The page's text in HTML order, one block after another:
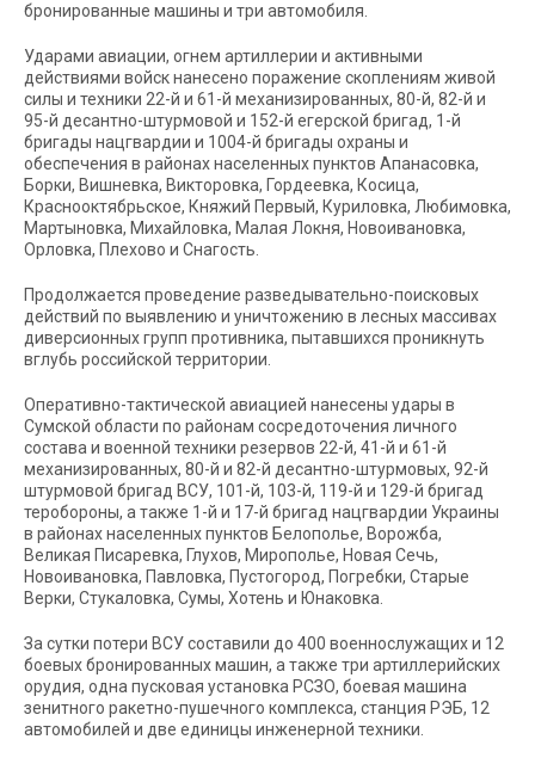
бронированные машины и три автомобиля.
Ударами авиации, огнем артиллерии и активными
действиями войск нанесено поражение скоплениям живой
силы и техники 22-й и 61-й механизированных, 80-й, 82-й и
95-й десантно-штурмовой и 152-й егерской бригад, 1-й
бригады нацгвардии и 1004-й бригады охраны и
обеспечения в районах населенных пунктов Апанасовка,
Борки, Вишневка, Викторовка, Гордеевка, Косица,
Краснооктябрьское, Княжий Первый, Куриловка, Любимовка,
Мартыновка, Михайловка, Малая Локня, Новоивановка,
Орловка, Плехово и Снагость.
Продолжается проведение разведывательно-поисковых
действий по выявлению и уничтожению в лесных массивах
диверсионных групп противника, пытавшихся проникнуть
вглубь российской территории.
Оперативно-тактической авиацией нанесены удары в
Сумской области по районам сосредоточения личного
состава и военной техники резервов 22-й, 41-й и 61-й
механизированных, 80-й и 82-й десантно-штурмовых, 92-й
штурмовой бригад ВСУ, 101-й, 103-й, 119-й и 129-й бригад
теробороны, а также 1-й и 17-й бригад нацгвардии Украины
в районах населенных пунктов Белополье, Ворожба,
Великая Писаревка, Глухов, Мирополье, Новая Сечь,
Новоивановка, Павловка, Пустогород, Погребки, Старые
Верки, Стукаловка, Сумы, Хотень и Юнаковка.
За сутки потери ВСУ составили до 400 военнослужащих и 12
боевых бронированных машин, а также три артиллерийских
орудия, одна пусковая установка РСЗО, боевая машина
зенитного ракетно-пушечного комплекса, станция РЭБ, 12
автомобилей и две единицы инженерной техники.